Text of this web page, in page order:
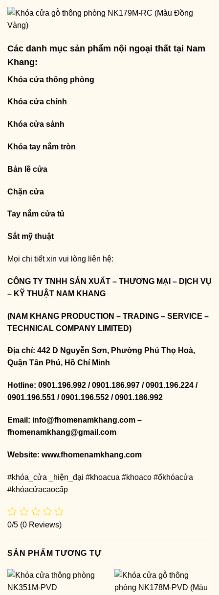
Các danh mục sản phẩm nội ngoại thất tại Nam
Khang:
Khóa cửa thông phòng
Khóa cửa chính
Khóa cửa sảnh
Khóa tay nắm tròn
Bản lề cửa
Chặn cửa
Tay nắm cửa tủ
Sắt mỹ thuật
Mọi chi tiết xin vui lòng liên hệ:
CÔNG TY TNHH SẢN XUẤT – THƯƠNG MẠI – DỊCH VỤ
– KỸ THUẬT NAM KHANG
(NAM KHANG PRODUCTION – TRADING – SERVICE –
TECHNICAL COMPANY LIMITED)
Địa chỉ: 442 D Nguyễn Sơn, Phường Phú Thọ Hoà,
Quận Tân Phú, Hồ Chí Minh
Hotline: 0901.196.992 / 0901.186.997 / 0901.196.224 /
0901.196.551 / 0901.196.552 / 0901.186.992
Email: info@fhomenamkhang.com –
fhomenamkhang@gmail.com
Website: www.fhomenamkhang.com
#khóa_cửa _hiện_đại #khoacua #khoaco #ổkhóacửa
#khóacửacaocấp
0/5 (0 Reviews)
SẢN PHẨM TƯƠNG TỰ